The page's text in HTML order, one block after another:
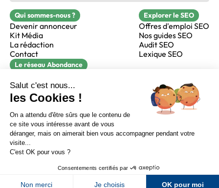
Sur LinkedIn Sur Youtube
Sur X Sur Facebook
Newsletter Abondance
Qui sommes-nous ?
Devenir annonceur
Kit Média
La rédaction
Contact
Explorer le SEO
Offres d'emploi SEO
Nos guides SEO
Audit SEO
Lexique SEO
Le réseau Abondance
Réacteur
alfie formation
CGV
Confidentialité